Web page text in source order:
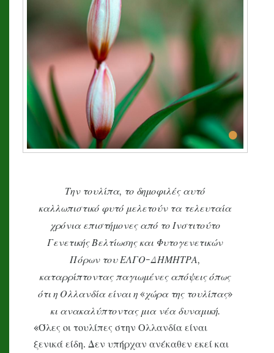
•
Την τουλίπα, το δημοφιλές αυτό
καλλωπιστικό φυτό μελετούν τα τελευταία
χρόνια επιστήμονες από το Ινστιτούτο
Γενετικής Βελτίωσης και Φυτογενετικών
Πόρων του ΕΛΓΟ-ΔΗΜΗΤΡΑ,
καταρρίπτοντας παγιωμένες απόψεις όπως
ότι η Ολλανδία είναι η «χώρα της τουλίπας»
κι ανακαλύπτοντας μια νέα δυναμική.
«Όλες οι τουλίπες στην Ολλανδία είναι
ξενικά είδη. Δεν υπήρχαν ανέκαθεν εκεί και